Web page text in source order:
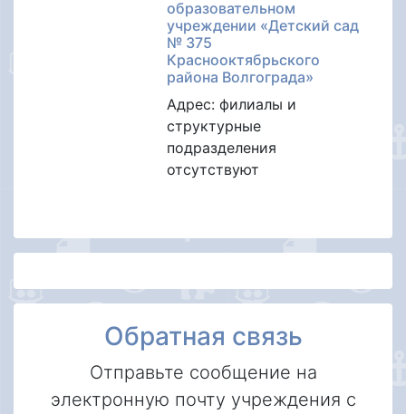
образовательном
учреждении «Детский сад
№ 375
Краснооктябрьского
района Волгограда»
Адрес: филиалы и
структурные
подразделения
отсутствуют
Обратная связь
Отправьте сообщение на
электронную почту учреждения с